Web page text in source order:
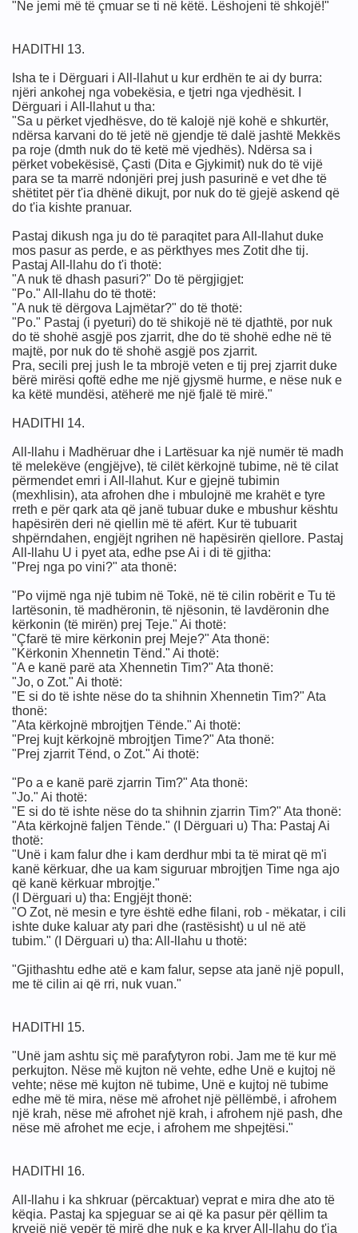
"Ne jemi më të çmuar se ti në këtë. Lëshojeni të shkojë!"
HADITHI 13.
Isha te i Dërguari i All-llahut u kur erdhën te ai dy burra:
njëri ankohej nga vobekësia, e tjetri nga vjedhësit. I
Dërguari i All-llahut u tha:
"Sa u përket vjedhësve, do të kalojë një kohë e shkurtër,
ndërsa karvani do të jetë në gjendje të dalë jashtë Mekkës
pa roje (dmth nuk do të ketë më vjedhës). Ndërsa sa i
përket vobekësisë, Çasti (Dita e Gjykimit) nuk do të vijë
para se ta marrë ndonjëri prej jush pasurinë e vet dhe të
shëtitet për t'ia dhënë dikujt, por nuk do të gjejë askend që
do t'ia kishte pranuar.
Pastaj dikush nga ju do të paraqitet para All-llahut duke
mos pasur as perde, e as përkthyes mes Zotit dhe tij.
Pastaj All-llahu do t'i thotë:
"A nuk të dhash pasuri?" Do të përgjigjet:
"Po." All-llahu do të thotë:
"A nuk të dërgova Lajmëtar?" do të thotë:
"Po." Pastaj (i pyeturi) do të shikojë në të djathtë, por nuk
do të shohë asgjë pos zjarrit, dhe do të shohë edhe në të
majtë, por nuk do të shohë asgjë pos zjarrit.
Pra, secili prej jush le ta mbrojë veten e tij prej zjarrit duke
bërë mirësi qoftë edhe me një gjysmë hurme, e nëse nuk e
ka këtë mundësi, atëherë me një fjalë të mirë."
HADITHI 14.
All-llahu i Madhëruar dhe i Lartësuar ka një numër të madh
të melekëve (engjëjve), të cilët kërkojnë tubime, në të cilat
përmendet emri i All-llahut. Kur e gjejnë tubimin
(mexhlisin), ata afrohen dhe i mbulojnë me krahët e tyre
rreth e për qark ata që janë tubuar duke e mbushur kështu
hapësirën deri në qiellin më të afërt. Kur të tubuarit
shpërndahen, engjëjt ngrihen në hapësirën qiellore. Pastaj
All-llahu U i pyet ata, edhe pse Ai i di të gjitha:
"Prej nga po vini?" ata thonë:
"Po vijmë nga një tubim në Tokë, në të cilin robërit e Tu të
lartësonin, të madhëronin, të njësonin, të lavdëronin dhe
kërkonin (të mirën) prej Teje." Ai thotë:
"Çfarë të mire kërkonin prej Meje?" Ata thonë:
"Kërkonin Xhennetin Tënd." Ai thotë:
"A e kanë parë ata Xhennetin Tim?" Ata thonë:
"Jo, o Zot." Ai thotë:
"E si do të ishte nëse do ta shihnin Xhennetin Tim?" Ata
thonë:
"Ata kërkojnë mbrojtjen Tënde." Ai thotë:
"Prej kujt kërkojnë mbrojtjen Time?" Ata thonë:
"Prej zjarrit Tënd, o Zot." Ai thotë:
"Po a e kanë parë zjarrin Tim?" Ata thonë:
"Jo." Ai thotë:
"E si do të ishte nëse do ta shihnin zjarrin Tim?" Ata thonë:
"Ata kërkojnë faljen Tënde." (I Dërguari u) Tha: Pastaj Ai
thotë:
"Unë i kam falur dhe i kam derdhur mbi ta të mirat që m'i
kanë kërkuar, dhe ua kam siguruar mbrojtjen Time nga ajo
që kanë kërkuar mbrojtje."
(I Dërguari u) tha: Engjëjt thonë:
"O Zot, në mesin e tyre është edhe filani, rob - mëkatar, i cili
ishte duke kaluar aty pari dhe (rastësisht) u ul në atë
tubim." (I Dërguari u) tha: All-llahu u thotë:
"Gjithashtu edhe atë e kam falur, sepse ata janë një popull,
me të cilin ai që rri, nuk vuan."
HADITHI 15.
"Unë jam ashtu siç më parafytyron robi. Jam me të kur më
perkujton. Nëse më kujton në vehte, edhe Unë e kujtoj në
vehte; nëse më kujton në tubime, Unë e kujtoj në tubime
edhe më të mira, nëse më afrohet një pëllëmbë, i afrohem
një krah, nëse më afrohet një krah, i afrohem një pash, dhe
nëse më afrohet me ecje, i afrohem me shpejtësi."
HADITHI 16.
All-llahu i ka shkruar (përcaktuar) veprat e mira dhe ato të
këqia. Pastaj ka spjeguar se ai që ka pasur për qëllim ta
kryejë një vepër të mirë dhe nuk e ka kryer All-llahu do t'ia
i tyre për masonët) fund
Blue Beam, H.A.A.R.P dhe Chemtrails !
Chemtrails,Alienet,Ufot.
keqja
eshte perhapur me shpate
Islame !
shkatërrimit në tokë
(Kijametit)